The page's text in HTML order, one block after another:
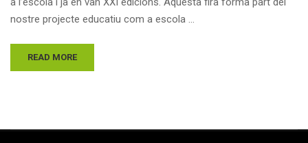
nostre projecte educatiu com a escola …
READ MORE